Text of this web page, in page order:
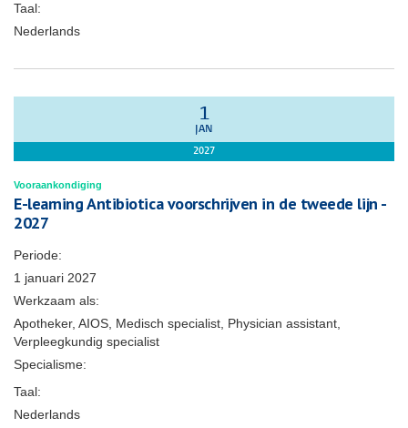
Taal:
Nederlands
1
JAN
2027
Vooraankondiging
E-learning Antibiotica voorschrijven in de tweede lijn -
2027
Periode:
1 januari 2027
Werkzaam als:
Apotheker, AIOS, Medisch specialist, Physician assistant,
Verpleegkundig specialist
Specialisme:
Taal:
Nederlands